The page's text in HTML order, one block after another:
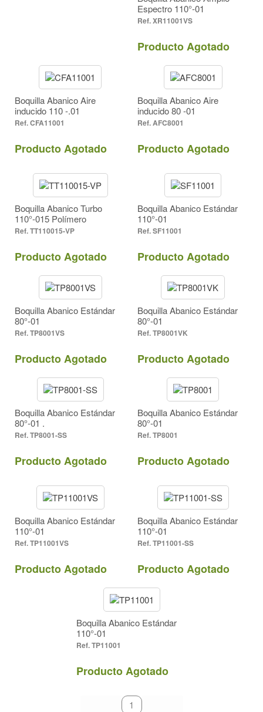
Amarillo Metalico (2)
Gris (1)
Gris Metalico (1)
Naranja (10)
80° (8)
110° (7)
390
Forma de Aspersión
Abanico Amplio Expectro (2)
Abanico Estandar (10)
Abanico Turbo (1)
Aire Inducido (2)
Amarillo Metalico (2)
Gris (1)
Gris Metalico (1)
Naranja (10)
Ángulo
80° (8)
110° (7)
Descarga cc/min a 43 PSI
390
Espectro 110°-01
XR11001VS
Producto Agotado
Boquilla Abanico Aire
inducido 110 -.01
CFA11001
Producto Agotado
Boquilla Abanico Aire
inducido 80 -01
AFC8001
Producto Agotado
Boquilla Abanico Turbo
110°-015 Polímero
TT110015-VP
Producto Agotado
Boquilla Abanico Estándar
110°-01
SF11001
Producto Agotado
Boquilla Abanico Estándar
80°-01
TP8001VS
Producto Agotado
Boquilla Abanico Estándar
80°-01
TP8001VK
Producto Agotado
Boquilla Abanico Estándar
80°-01 .
TP8001-SS
Producto Agotado
Boquilla Abanico Estándar
80°-01
TP8001
Producto Agotado
Boquilla Abanico Estándar
110°-01
TP11001VS
Producto Agotado
Boquilla Abanico Estándar
110°-01
TP11001-SS
Producto Agotado
Boquilla Abanico Estándar
110°-01
TP11001
Producto Agotado
anterior
1